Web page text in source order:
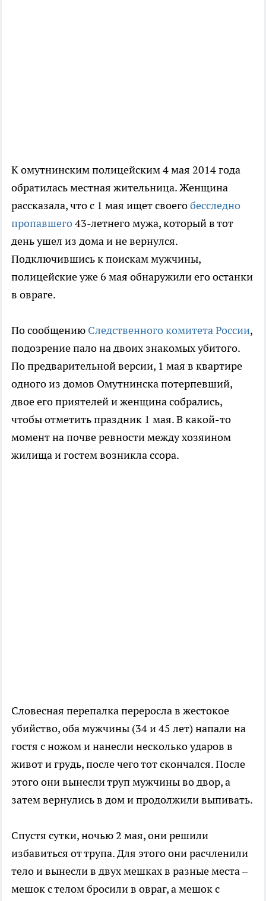
К омутнинским полицейским 4 мая 2014 года
обратилась местная жительница. Женщина
рассказала, что с 1 мая ищет своегобесследно
пропавшего43-летнего мужа, который в тот
день ушел из дома и не вернулся.
Подключившись к поискам мужчины,
полицейские уже 6 мая обнаружили его останки
в овраге.
По сообщению Следственного комитета России,
подозрение пало на двоих знакомых убитого.
По предварительной версии, 1 мая в квартире
одного из домов Омутнинска потерпевший,
двое его приятелей и женщина собрались,
чтобы отметить праздник 1 мая. В какой-то
момент на почве ревности между хозяином
жилища и гостем возникла ссора.
Словесная перепалка переросла в жестокое
убийство, оба мужчины (34 и 45 лет) напали на
гостя с ножом и нанесли несколько ударов в
живот и грудь, после чего тот скончался. После
этого они вынесли труп мужчины во двор, а
затем вернулись в дом и продолжили выпивать.
Спустя сутки, ночью 2 мая, они решили
избавиться от трупа. Для этого они расчленили
тело и вынесли в двух мешках в разные места –
мешок с телом бросили в овраг, а мешок с